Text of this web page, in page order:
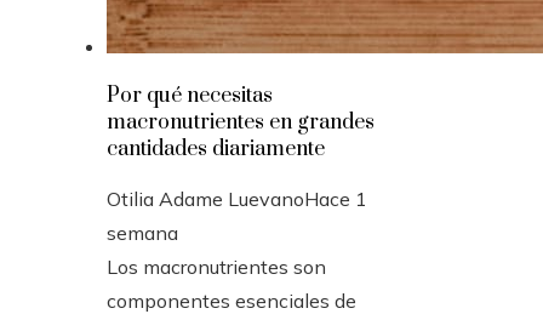
Por qué necesitas
macronutrientes en grandes
cantidades diariamente
Otilia Adame LuevanoHace 1
semana
Los macronutrientes son
componentes esenciales de